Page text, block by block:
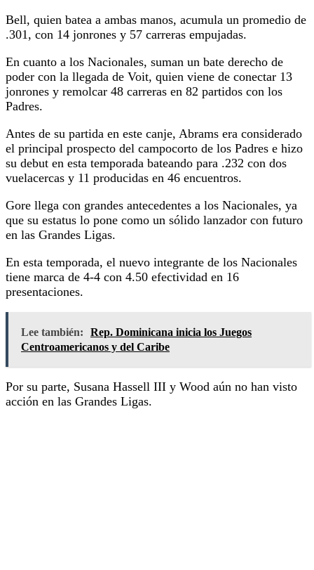
Bell, quien batea a ambas manos, acumula un promedio de
.301, con 14 jonrones y 57 carreras empujadas.
En cuanto a los Nacionales, suman un bate derecho de
poder con la llegada de Voit, quien viene de conectar 13
jonrones y remolcar 48 carreras en 82 partidos con los
Padres.
Antes de su partida en este canje, Abrams era considerado
el principal prospecto del campocorto de los Padres e hizo
su debut en esta temporada bateando para .232 con dos
vuelacercas y 11 producidas en 46 encuentros.
Gore llega con grandes antecedentes a los Nacionales, ya
que su estatus lo pone como un sólido lanzador con futuro
en las Grandes Ligas.
En esta temporada, el nuevo integrante de los Nacionales
tiene marca de 4-4 con 4.50 efectividad en 16
presentaciones.
Lee también:
Rep. Dominicana inicia los Juegos
Centroamericanos y del Caribe
Por su parte, Susana Hassell III y Wood aún no han visto
acción en las Grandes Ligas.